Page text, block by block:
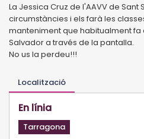
La Jessica Cruz de l'AAVV de
circumstàncies i els farà les
manteniment que habitualment fa
Salvador a través de la pantalla.
No us la perdeu!!!
Localització
En línia
Tarragona